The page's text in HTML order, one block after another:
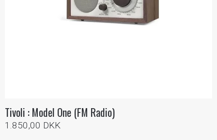
Tivoli : Model One (FM Radio)
1.850,00 DKK